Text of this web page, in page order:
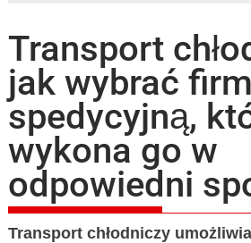
Transport
jak wybrać
spedycyjną,
wykona go w
odpowiedni
Transport chłodniczy